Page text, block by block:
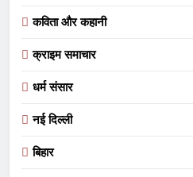
कविता और कहानी
क्राइम समाचार
धर्म संसार
नई दिल्ली
बिहार